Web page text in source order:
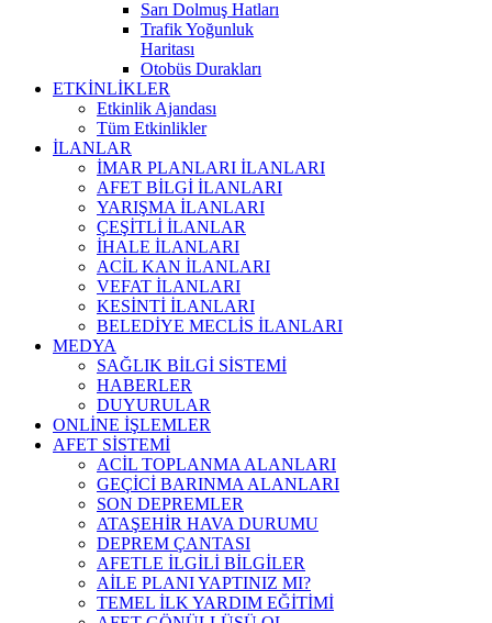
Sarı Dolmuş Hatları
Trafik Yoğunluk
Haritası
Otobüs Durakları
ETKİNLİKLER
Etkinlik Ajandası
Tüm Etkinlikler
İLANLAR
İMAR PLANLARI İLANLARI
AFET BİLGİ İLANLARI
YARIŞMA İLANLARI
ÇEŞİTLİ İLANLAR
İHALE İLANLARI
ACİL KAN İLANLARI
VEFAT İLANLARI
KESİNTİ İLANLARI
BELEDİYE MECLİS İLANLARI
MEDYA
SAĞLIK BİLGİ SİSTEMİ
HABERLER
DUYURULAR
ONLİNE İŞLEMLER
AFET SİSTEMİ
ACİL TOPLANMA ALANLARI
GEÇİCİ BARINMA ALANLARI
SON DEPREMLER
ATAŞEHİR HAVA DURUMU
DEPREM ÇANTASI
AFETLE İLGİLİ BİLGİLER
AİLE PLANI YAPTINIZ MI?
TEMEL İLK YARDIM EĞİTİMİ